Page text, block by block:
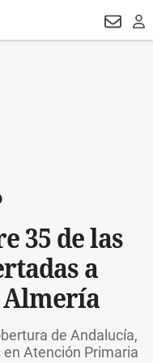
CONDENADOS
35 de las
a
Almería
de Andalucía,
Atención Primaria